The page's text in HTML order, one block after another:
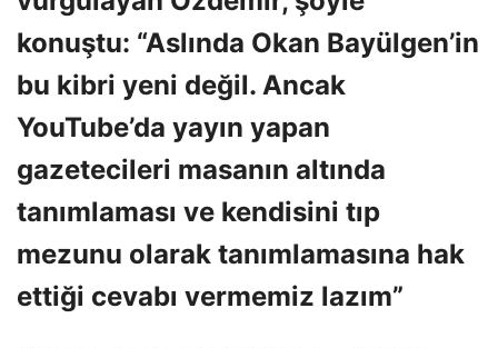
konuştu: “Aslında Okan Bayülgen’in
bu kibri yeni değil. Ancak
YouTube’da yayın yapan
gazetecileri masanın altında
tanımlaması ve kendisini tıp
mezunu olarak tanımlamasına hak
ettiği cevabı vermemiz lazım”